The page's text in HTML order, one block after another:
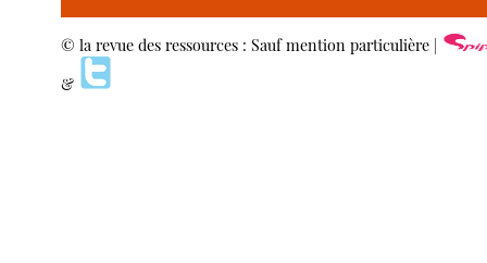
© la revue des ressources : Sauf mention particulière |
&